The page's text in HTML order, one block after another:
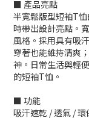
■ 產品亮點
半寬鬆版型短袖T
時帶出設計亮點。
風格。採用具有吸
穿著也能維持清爽
神。日常生活與輕
的短袖T恤。
■ 功能
吸汗速乾 / 透氣 / 環